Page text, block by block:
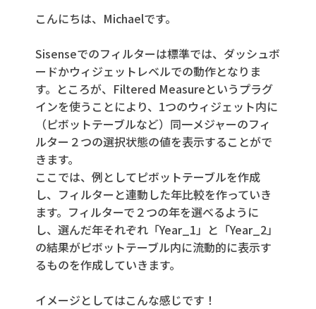
インストール
データモデリング
ダッシュボード
ウィジェット
完成物
まとめ
こんにちは、Michaelです。
Sisenseでのフィルターは標準では、ダッシュボ
ードかウィジェットレベルでの動作となりま
す。ところが、Filtered Measureというプラグ
インを使うことにより、1つのウィジェット内に
（ピボットテーブルなど）同一メジャーのフィ
ルター２つの選択状態の値を表示することがで
きます。
ここでは、例としてピボットテーブルを作成
し、フィルターと連動した年比較を作っていき
ます。フィルターで２つの年を選べるように
し、選んだ年それぞれ「Year_1」と「Year_2」
の結果がピボットテーブル内に流動的に表示す
るものを作成していきます。
イメージとしてはこんな感じです！